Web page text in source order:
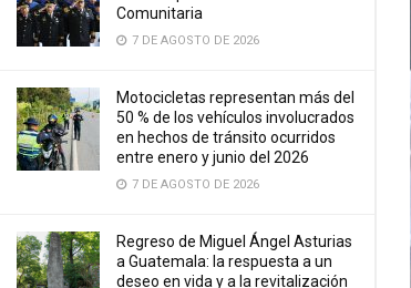
Comunitaria
7 DE AGOSTO DE 2026
Motocicletas representan más del
50 % de los vehículos involucrados
en hechos de tránsito ocurridos
entre enero y junio del 2026
7 DE AGOSTO DE 2026
Regreso de Miguel Ángel Asturias
a Guatemala: la respuesta a un
deseo en vida y a la revitalización